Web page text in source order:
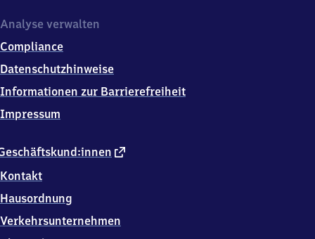
1
3
2
externer
Kontakt
Hausordnung
Verkehrsunternehmen
Analyse verwalten
Compliance
Datenschutzhinweise
Informationen zur Barrierefreiheit
Impressum